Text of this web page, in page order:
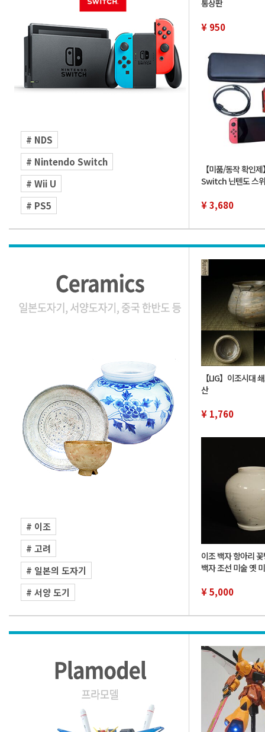
# NDS
# Nintendo Switch
# Wii U
# PS5
통상판
¥ 950
【미품/동작 확인
Switch 닌텐도 스
드 게임기 초기화
¥ 3,680
# 이조
# 고려
# 일본의 도자기
# 서양 도기
【LIG】이조시대
산
¥ 1,760
이조 백자 항아리
백자 조선 미술 옛
¥ 5,000